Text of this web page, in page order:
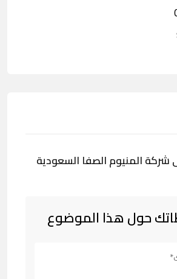
شركة المنيوم الصفا السعودية
حول هذا الموضوع